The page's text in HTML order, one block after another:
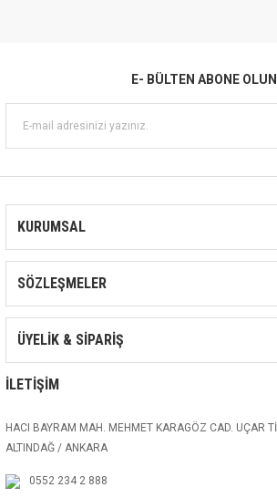
E- BÜLTEN ABONE OLUN
KURUMSAL
SÖZLEŞMELER
ÜYELİK & SİPARİŞ
İLETİŞİM
HACI BAYRAM MAH. MEHMET KARAGÖZ CAD. UÇAR
ALTINDAĞ / ANKARA
0552 234 2 888